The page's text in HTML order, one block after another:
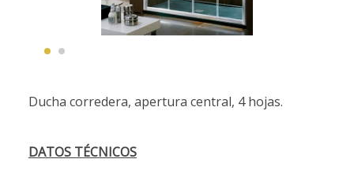
Ducha corredera, apertura central, 4 hojas.
DATOS TÉCNICOS